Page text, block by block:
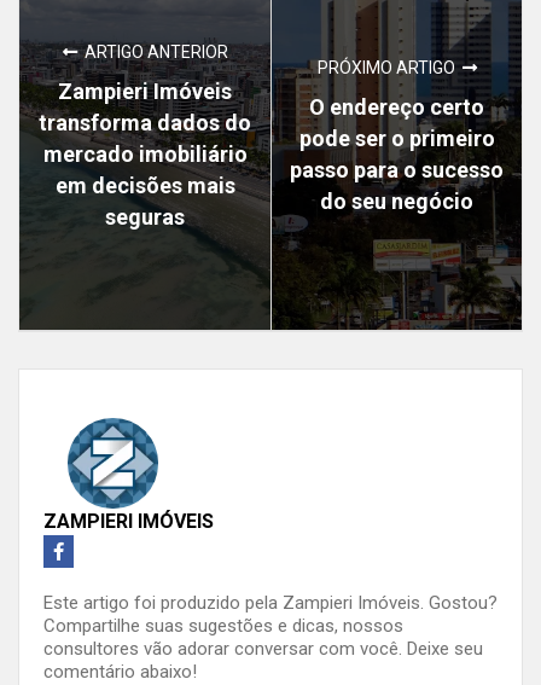
ARTIGO ANTERIOR
Zampieri Imóveis
transforma dados do
mercado imobiliário
em decisões mais
seguras
PRÓXIMO ARTIGO
O endereço certo
pode ser o primeiro
passo para o sucesso
do seu negócio
ZAMPIERI IMÓVEIS
Este artigo foi produzido pela Zampieri Imóveis. Gostou?
Compartilhe suas sugestões e dicas, nossos
consultores vão adorar conversar com você. Deixe seu
comentário abaixo!